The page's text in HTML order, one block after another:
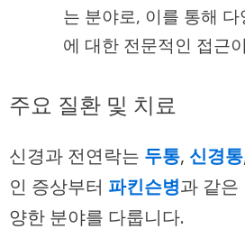
는 분야로, 이를 통해
에 대한 전문적인 접근
주요 질환 및 치료
신경과 전연락는 두통, 신경통
인 증상부터 파킨슨병과 같은
양한 분야를 다룹니다.